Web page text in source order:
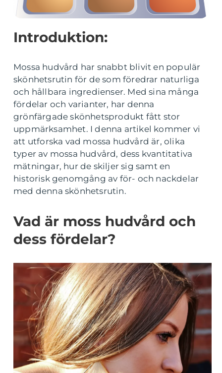
Introduktion:
Mossa hudvård har snabbt blivit en populär
skönhetsrutin för de som föredrar naturliga
och hållbara ingredienser. Med sina många
fördelar och varianter, har denna
grönfärgade skönhetsprodukt fått stor
uppmärksamhet. I denna artikel kommer vi
att utforska vad mossa hudvård är, olika
typer av mossa hudvård, dess kvantitativa
mätningar, hur de skiljer sig samt en
historisk genomgång av för- och nackdelar
med denna skönhetsrutin.
Vad är moss hudvård och
dess fördelar?